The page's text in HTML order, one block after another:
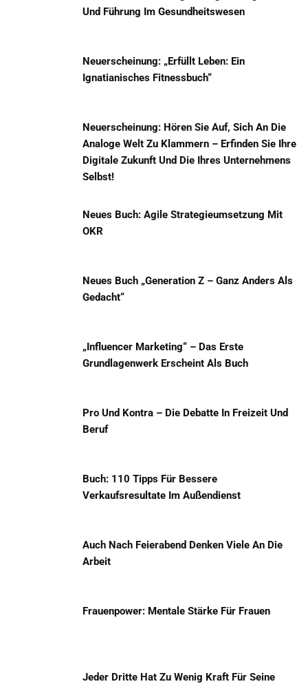
Und Führung Im Gesundheitswesen
Neuerscheinung: „Erfüllt Leben: Ein
Ignatianisches Fitnessbuch“
Neuerscheinung: Hören Sie Auf, Sich An Die
Analoge Welt Zu Klammern – Erfinden Sie Ihre
Digitale Zukunft Und Die Ihres Unternehmens
Selbst!
Neues Buch: Agile Strategieumsetzung Mit
OKR
Neues Buch „Generation Z – Ganz Anders Als
Gedacht“
„Influencer Marketing“ – Das Erste
Grundlagenwerk Erscheint Als Buch
Pro Und Kontra – Die Debatte In Freizeit Und
Beruf
Buch: 110 Tipps Für Bessere
Verkaufsresultate Im Außendienst
Auch Nach Feierabend Denken Viele An Die
Arbeit
Frauenpower: Mentale Stärke Für Frauen
Jeder Dritte Hat Zu Wenig Kraft Für Seine